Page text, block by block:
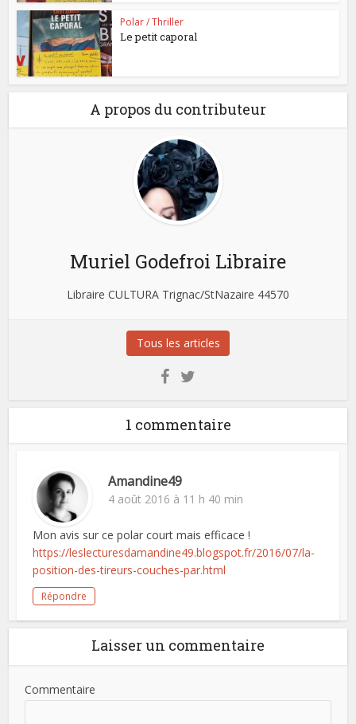
Polar / Thriller
Le petit caporal
A propos du contributeur
Muriel Godefroi Libraire
Libraire CULTURA Trignac/StNazaire 44570
Tous les articles
1 commentaire
Amandine49
4 août 2016 à 11 h 40 min
Mon avis sur ce polar court mais efficace !
https://leslecturesdamandine49.blogspot.fr/2016/07/la-
position-des-tireurs-couches-par.html
Répondre
Laisser un commentaire
Commentaire